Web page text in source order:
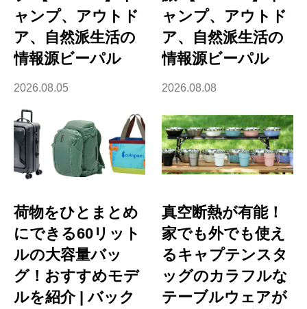
ャンプ、アウトド
ア、自然派生活の
情報源ビーパル
2026.08.05
ャンプ、アウトド
ア、自然派生活の
情報源ビーパル
2026.08.08
荷物をひとまとめ
にできる60リット
ルの大容量バッ
グ！おすすめモデ
ルを紹介 | バック
真空断熱が有能！
家でも外でも使え
るキャプテンスタ
ッグのカラフルな
テーブルウェアが